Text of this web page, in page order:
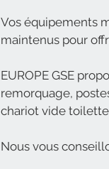
Vos équipements
maintenus pour
EUROPE GSE
remorquage,
chariot vide
Nous vous